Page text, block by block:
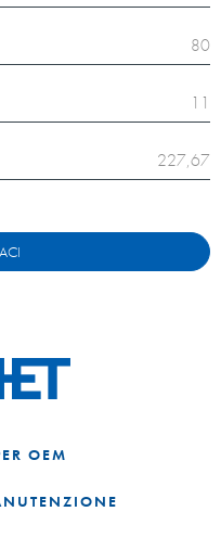
80
11
227,67
OEM